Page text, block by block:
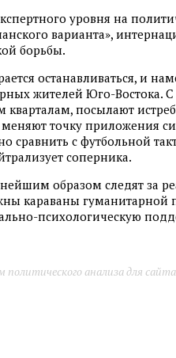
уровня на
варианта»,
борьбы.
останавливаться, и
жителей Юго-Востока. С
посылают
точку приложения
с футбольной
соперника.
образом следят за
караваны
психологическую
анализа для